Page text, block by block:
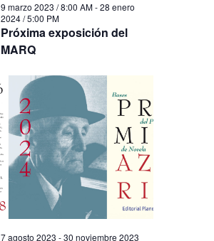
Próxima exposición del
MARQ
9 marzo 2023 / 8:00 AM-28 enero
2024 / 5:00 PM
7 agosto 2023 -30 noviembre 2023